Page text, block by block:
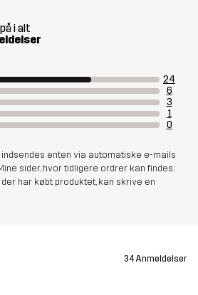
i alt
24
6
3
1
0
enten via automatiske e-mails
sider, hvor tidligere ordrer kan findes.
der har købt produktet, kan skrive en
34 Anmeldelser